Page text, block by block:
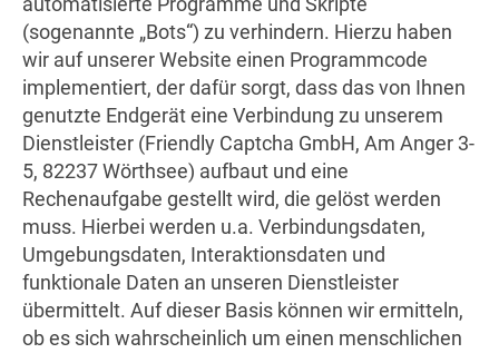
(sogenannte „Bots“) zu verhindern. Hierzu haben
wir auf unserer Website einen Programmcode
implementiert, der dafür sorgt, dass das von Ihnen
genutzte Endgerät eine Verbindung zu unserem
Dienstleister (Friendly Captcha GmbH, Am Anger 3-
5, 82237 Wörthsee) aufbaut und eine
Rechenaufgabe gestellt wird, die gelöst werden
muss. Hierbei werden u.a. Verbindungsdaten,
Umgebungsdaten, Interaktionsdaten und
funktionale Daten an unseren Dienstleister
übermittelt. Auf dieser Basis können wir ermitteln,
ob es sich wahrscheinlich um einen menschlichen